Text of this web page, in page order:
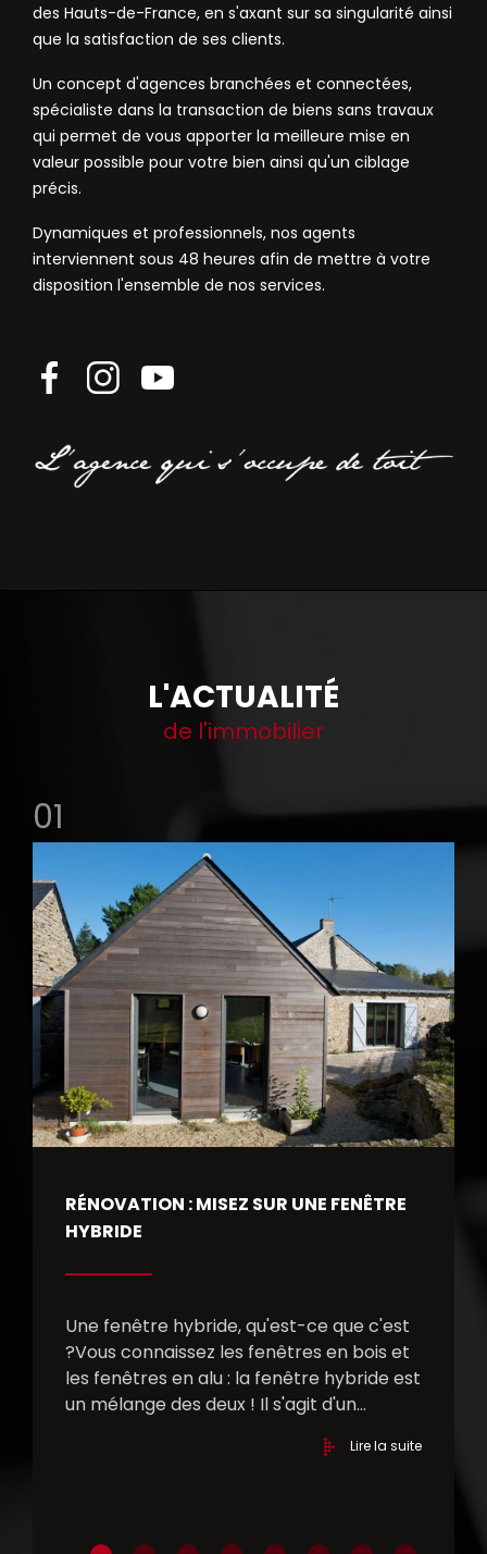
des Hauts-de-France, en s'axant sur sa singularité ainsi
que la satisfaction de ses clients.
Un concept d'agences branchées et connectées,
spécialiste dans la transaction de biens sans travaux
qui permet de vous apporter la meilleure mise en
valeur possible pour votre bien ainsi qu'un ciblage
précis.
Dynamiques et professionnels, nos agents
interviennent sous 48 heures afin de mettre à votre
disposition l'ensemble de nos services.
L'ACTUALITÉ
de l'immobilier
01
RÉNOVATION : MISEZ SUR UNE FENÊTRE
HYBRIDE
Une fenêtre hybride, qu'est-ce que c'est
?Vous connaissez les fenêtres en bois et
les fenêtres en alu : la fenêtre hybride est
un mélange des deux ! Il s'agit d'un...
Lire la suite